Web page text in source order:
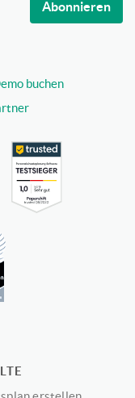
Abonnieren
buchen